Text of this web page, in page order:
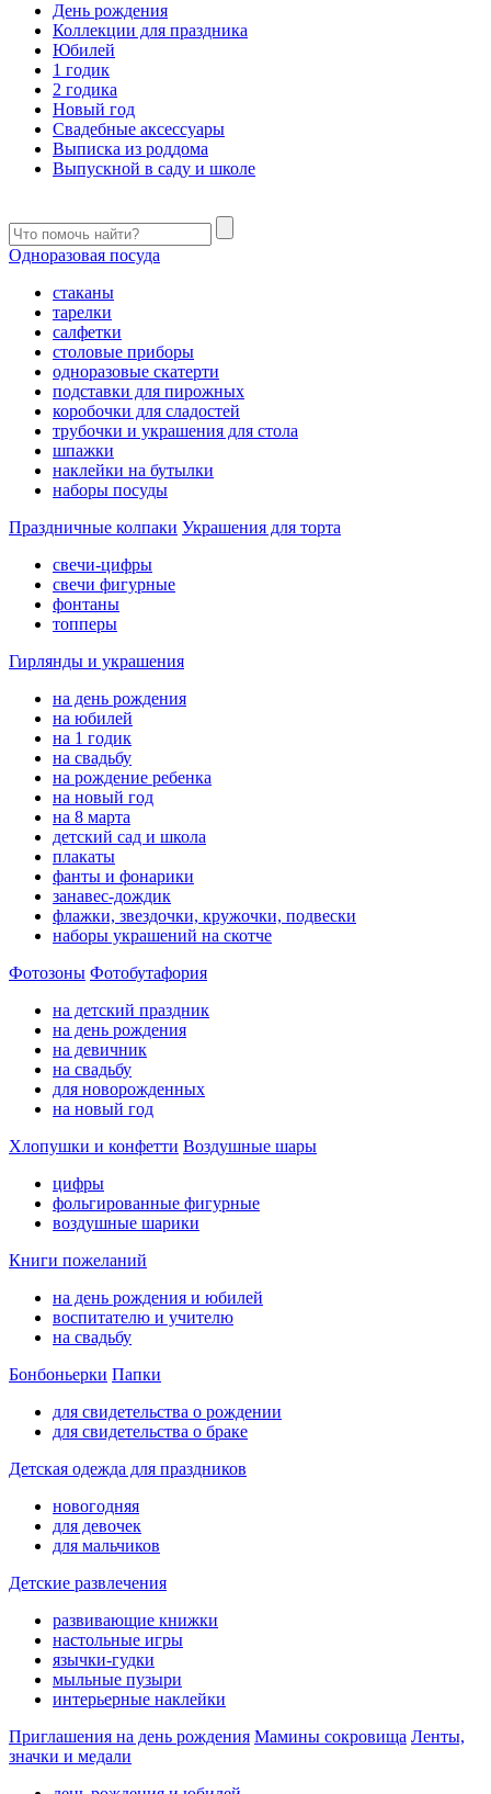
День рождения
Коллекции для праздника
Юбилей
1 годик
2 годика
Новый год
Свадебные аксессуары
Выписка из роддома
Выпускной в саду и школе
Одноразовая посуда
стаканы
тарелки
салфетки
столовые приборы
одноразовые скатерти
подставки для пирожных
коробочки для сладостей
трубочки и украшения для стола
шпажки
наклейки на бутылки
наборы посуды
Праздничные колпаки Украшения для торта
свечи-цифры
свечи фигурные
фонтаны
топперы
Гирлянды и украшения
на день рождения
на юбилей
на 1 годик
на свадьбу
на рождение ребенка
на новый год
на 8 марта
детский сад и школа
плакаты
фанты и фонарики
занавес-дождик
флажки, звездочки, кружочки, подвески
наборы украшений на скотче
Фотозоны Фотобутафория
на детский праздник
на день рождения
на девичник
на свадьбу
для новорожденных
на новый год
Хлопушки и конфетти Воздушные шары
цифры
фольгированные фигурные
воздушные шарики
Книги пожеланий
на день рождения и юбилей
воспитателю и учителю
на свадьбу
Бонбоньерки Папки
для свидетельства о рождении
для свидетельства о браке
Детская одежда для праздников
новогодняя
для девочек
для мальчиков
Детские развлечения
развивающие книжки
настольные игры
язычки-гудки
мыльные пузыри
интерьерные наклейки
Приглашения на день рождения Мамины сокровища Ленты,
значки и медали